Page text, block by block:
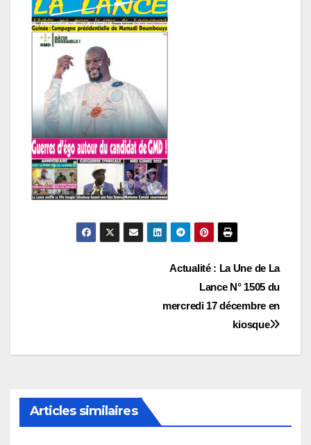
Actualité : La Une de La
Lance N° 1505 du
mercredi 17 décembre en
kiosque
Articles similaires